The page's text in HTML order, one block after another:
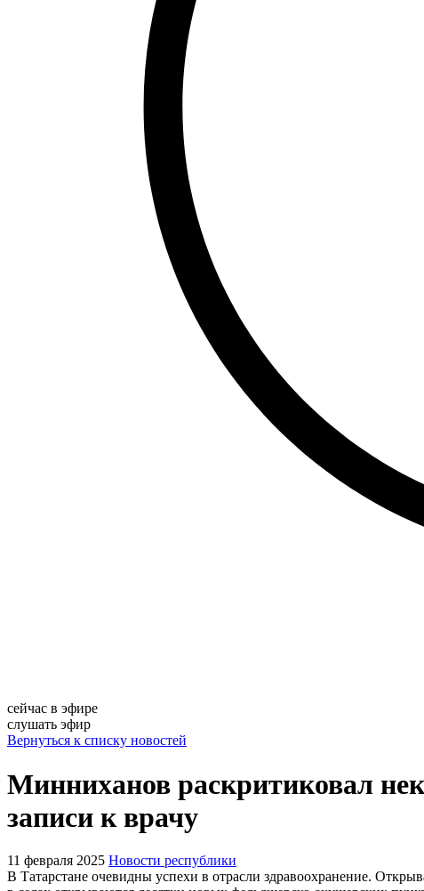
сейчас в эфире
слушать эфир
Вернуться к списку новостей
Минниханов раскритиковал
записи к врачу
11 февраля 2025 Новости республики
В Татарстане очевидны успехи в отрасли здравоохранение.